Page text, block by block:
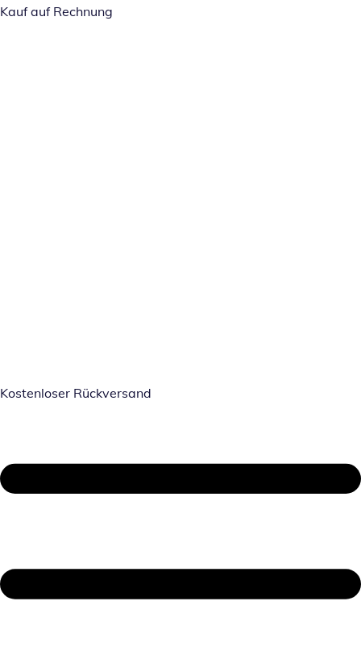
Kauf auf Rechnung
Kostenloser Rückversand